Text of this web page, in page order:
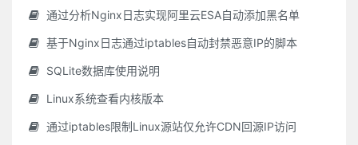
通过分析Nginx日志实现阿里云ESA自动添加黑名单
基于Nginx日志通过iptables自动封禁恶意IP的脚本
SQLite数据库使用说明
Linux系统查看内核版本
通过iptables限制Linux源站仅允许CDN回源IP访问